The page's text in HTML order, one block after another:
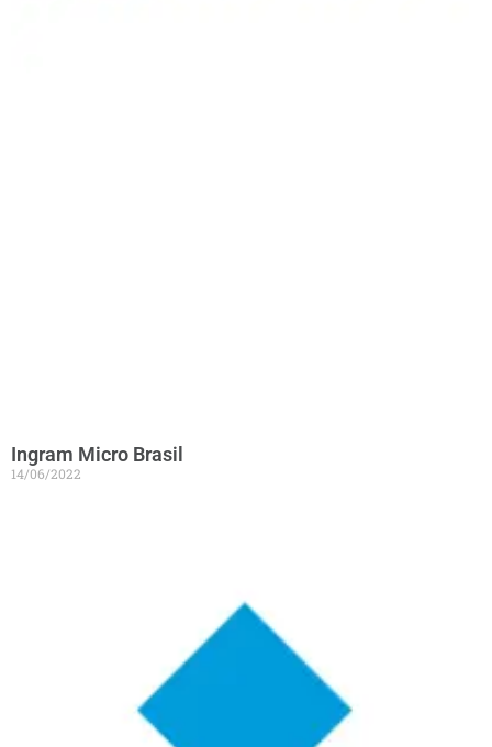
Ingram Micro Brasil
14/06/2022